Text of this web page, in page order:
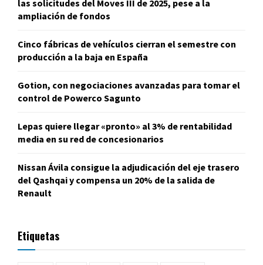
las solicitudes del Moves III de 2025, pese a la
ampliación de fondos
Cinco fábricas de vehículos cierran el semestre con
producción a la baja en España
Gotion, con negociaciones avanzadas para tomar el
control de Powerco Sagunto
Lepas quiere llegar «pronto» al 3% de rentabilidad
media en su red de concesionarios
Nissan Ávila consigue la adjudicación del eje trasero
del Qashqai y compensa un 20% de la salida de
Renault
Etiquetas